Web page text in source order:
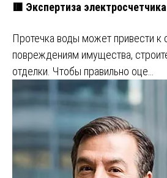
🟥 Экспертиза электросчетчика
Протечка воды может привести к
повреждениям имущества,
отделки. Чтобы правильно оце…